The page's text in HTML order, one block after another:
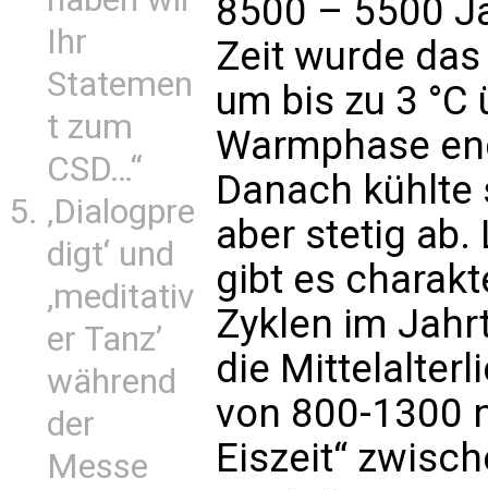
Ihr
Statemen
t zum
CSD…“
‚Dialogpre
digt‘ und
‚meditativ
er Tanz’
während
der
Messe
8500 – 5500
Zeit wurde
um bis zu 3
Warmphase
Danach
aber stetig
gibt es
Zyklen im
die
von 800-1300
Eiszeit“